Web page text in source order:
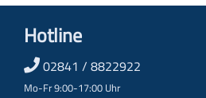
Hotline
02841 / 8822922
Mo-Fr 9:00-17:00 Uhr